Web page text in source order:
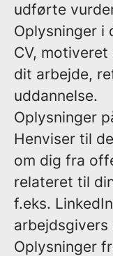
udførte
Oplysninger i
CV,
dit arbejde,
uddannelse.
Oplysninger
Henviser til
om dig fra
relateret til
f.eks.
arbejdsgivers
Oplysninger